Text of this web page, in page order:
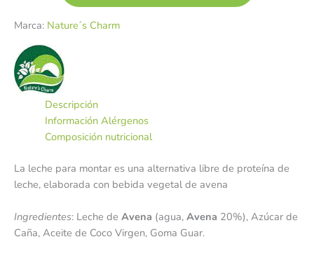
Marca: Nature´s Charm
Descripción
Información Alérgenos
Composición nutricional
La leche para montar es una alternativa libre de proteína de
leche, elaborada con bebida vegetal de avena
Ingredientes: Leche de Avena (agua, Avena 20%), Azúcar de
Caña, Aceite de Coco Virgen, Goma Guar.